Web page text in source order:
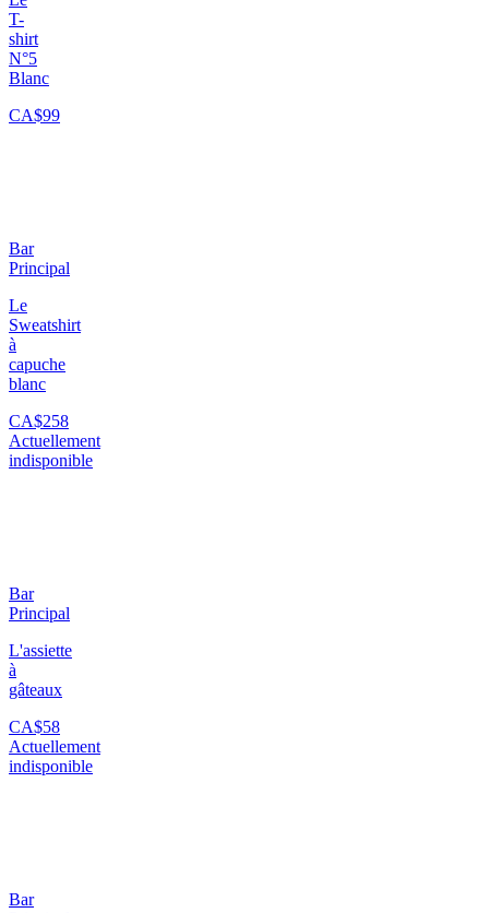
T-
shirt
N°5
Blanc
CA$99
Bar
Principal
Le
Sweatshirt
à
capuche
blanc
CA$258
Actuellement
indisponible
Bar
Principal
L'assiette
à
gâteaux
CA$58
Actuellement
indisponible
Bar